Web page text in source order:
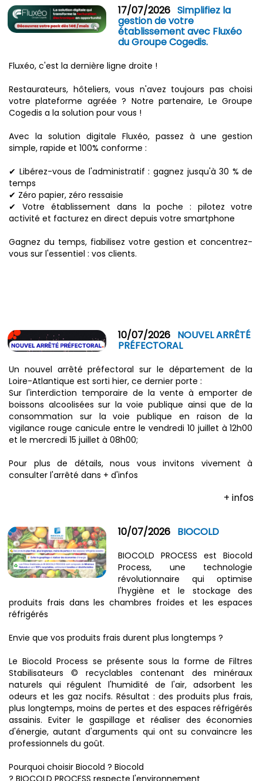
17/07/2026 Simplifiez la
gestion de votre
établissement avec Fluxéo
du Groupe Cogedis.
Fluxéo, c'est la dernière ligne droite !
Restaurateurs, hôteliers, vous n'avez toujours pas choisi
votre plateforme agréée ? Notre partenaire, Le Groupe
Cogedis a la solution pour vous !
Avec la solution digitale Fluxéo, passez à une gestion
simple, rapide et 100% conforme :
✔ Libérez-vous de l'administratif : gagnez jusqu'à 30 % de
temps
✔ Zéro papier, zéro ressaisie
✔ Votre établissement dans la poche : pilotez votre
activité et facturez en direct depuis votre smartphone
Gagnez du temps, fiabilisez votre gestion et concentrez-
vous sur l'essentiel : vos clients.
10/07/2026 NOUVEL ARRÊTÉ
PRÉFECTORAL
Un nouvel arrêté préfectoral sur le département de la
Loire-Atlantique est sorti hier, ce dernier porte :
Sur l'interdiction temporaire de la vente à emporter de
boissons alcoolisées sur la voie publique ainsi que de la
consommation sur la voie publique en raison de la
vigilance rouge canicule entre le vendredi 10 juillet à 12h00
et le mercredi 15 juillet à 08h00;
Pour plus de détails, nous vous invitons vivement à
consulter l'arrêté dans + d'infos
+ infos
10/07/2026 BIOCOLD
BIOCOLD PROCESS est Biocold
Process, une technologie
révolutionnaire qui optimise
l'hygiène et le stockage des
produits frais dans les chambres froides et les espaces
réfrigérés
Envie que vos produits frais durent plus longtemps ?
Le Biocold Process se présente sous la forme de Filtres
Stabilisateurs © recyclables contenant des minéraux
naturels qui régulent l'humidité de l'air, adsorbent les
odeurs et les gaz nocifs. Résultat : des produits plus frais,
plus longtemps, moins de pertes et des espaces réfrigérés
assainis. Eviter le gaspillage et réaliser des économies
d'énergie, autant d'arguments qui ont su convaincre les
professionnels du goût.
Pourquoi choisir Biocold ? Biocold